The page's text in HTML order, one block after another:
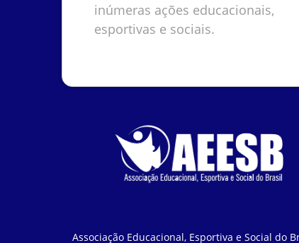
inúmeras ações educacionais,
esportivas e sociais.
Associação Educacional, Esportiva e Social do